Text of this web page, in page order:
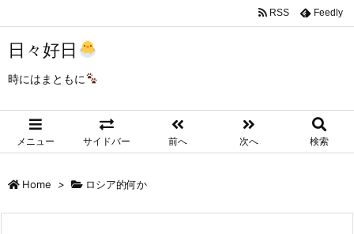
日々好日
時にはまともに
メニュー サイドバー 前へ 次へ 検索
RSS Feedly
Home > ロシア的何か